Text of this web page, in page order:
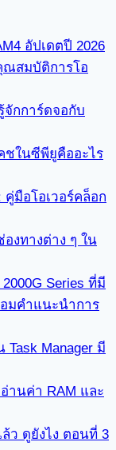
อัปเดตปี 2026
ณสมบัติการโอ
จักการ์ดจอกับ
ชในซีพียูคืออะไร
คู่มือโอเวอร์คล็อก
งทางต่าง ๆ ใน
Series ที่มี
อมคำแนะนำการ
Task Manager มี
านค่า RAM และ
ว ดูยังไง ตอนที่ 3